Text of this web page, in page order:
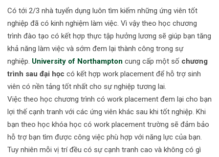
Có tới 2/3 nhà tuyển dụng luôn tìm kiếm những ứng viên tốt
nghiệp đã có kinh nghiệm làm việc. Vì vậy theo học chương
trình đào tạo có kết hợp thực tập hưởng lương sẽ giúp bạn tăng
khả năng làm việc và sớm đem lại thành công trong sự
nghiệp. University of Northampton cung cấp một số chương
trình sau đại học có kết hợp work placement để hỗ trợ sinh
viên có nền tảng tốt nhất cho sự nghiệp tương lai.
Việc theo học chương trình có work placement đem lại cho bạn
lợi thế cạnh tranh với các ứng viên khác sau khi tốt nghiệp. Khi
bạn theo học khóa học có work placement trường sẽ đảm bảo
hỗ trợ bạn tìm được công việc phù hợp với năng lực của bạn.
Tuy nhiên mỗi vị trí đều có sự cạnh tranh cao và không có gì